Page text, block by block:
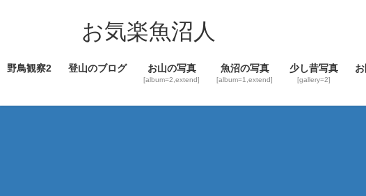
ツ
ス
シ
ン
お気楽魚沼人
野鳥観察2 登山のブログ お山の写真
[album=2,extend]
魚沼の写真
[album=1,extend]
少し昔写真
[gallery=2]